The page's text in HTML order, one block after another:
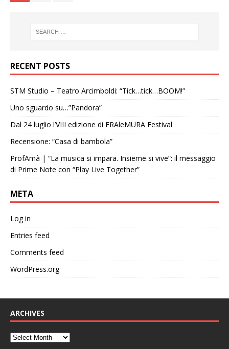
RECENT POSTS
STM Studio – Teatro Arcimboldi: “Tick…tick…BOOM!”
Uno sguardo su…”Pandora”
Dal 24 luglio l’VIII edizione di FRAleMURA Festival
Recensione: “Casa di bambola”
ProfAmà | “La musica si impara. Insieme si vive”: il messaggio
di Prime Note con “Play Live Together”
META
Log in
Entries feed
Comments feed
WordPress.org
ARCHIVES